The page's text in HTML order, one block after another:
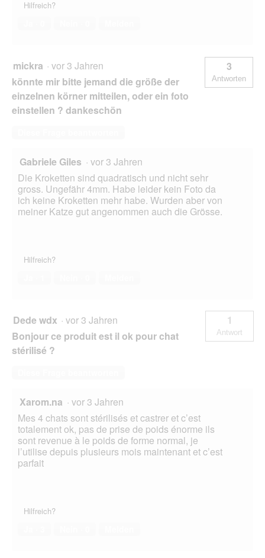
Hilfreich?
mickra · vor 3 Jahren
könnte mir bitte jemand die größe der
einzelnen körner mitteilen, oder ein foto
einstellen ? dankeschön
3
Antworten
Gabriele Giles · vor 3 Jahren
Die Kroketten sind quadratisch und nicht sehr
gross. Ungefähr 4mm. Habe leider kein Foto da
ich keine Kroketten mehr habe. Wurden aber von
meiner Katze gut angenommen auch die Grösse.
Hilfreich?
Dede wdx · vor 3 Jahren
Bonjour ce produit est il ok pour chat
stérilisé ?
1
Antwort
Xarom.na · vor 3 Jahren
Mes 4 chats sont stérilisés et castrer et c’est
totalement ok, pas de prise de poids énorme ils
sont revenue à le poids de forme normal, je
l’utilise depuis plusieurs mois maintenant et c’est
parfait
Hilfreich?